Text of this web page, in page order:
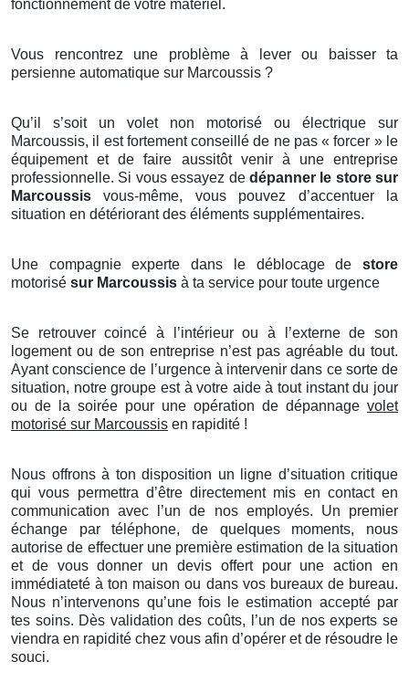
fonctionnement de votre matériel.
Vous rencontrez une problème à lever ou baisser ta
persienne automatique sur Marcoussis ?
Qu’il s’soit un volet non motorisé ou électrique sur
Marcoussis, il est fortement conseillé de ne pas « forcer » le
équipement et de faire aussitôt venir à une entreprise
professionnelle. Si vous essayez de dépanner le store sur
Marcoussis vous-même, vous pouvez d’accentuer la
situation en détériorant des éléments supplémentaires.
Une compagnie experte dans le déblocage de store
motorisé sur Marcoussis à ta service pour toute urgence
Se retrouver coincé à l’intérieur ou à l’externe de son
logement ou de son entreprise n’est pas agréable du tout.
Ayant conscience de l’urgence à intervenir dans ce sorte de
situation, notre groupe est à votre aide à tout instant du jour
ou de la soirée pour une opération de dépannage volet
motorisé sur Marcoussis en rapidité !
Nous offrons à ton disposition un ligne d’situation critique
qui vous permettra d’être directement mis en contact en
communication avec l’un de nos employés. Un premier
échange par téléphone, de quelques moments, nous
autorise de effectuer une première estimation de la situation
et de vous donner un devis offert pour une action en
immédiateté à ton maison ou dans vos bureaux de bureau.
Nous n’intervenons qu’une fois le estimation accepté par
tes soins. Dès validation des coûts, l’un de nos experts se
viendra en rapidité chez vous afin d’opérer et de résoudre le
souci.